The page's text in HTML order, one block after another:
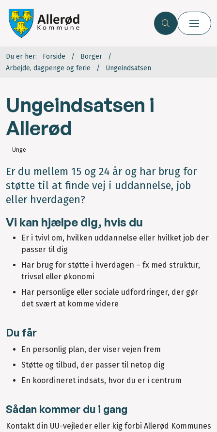
Du er her: Forside
Borger
Arbejde, dagpenge og ferie
Ungeindsatsen
Ungeindsatsen i
Allerød
Unge
Er du mellem 15 og 24 år og har brug for
støtte til at finde vej i uddannelse, job
eller hverdagen?
Vi kan hjælpe dig, hvis du
Er i tvivl om, hvilken uddannelse eller hvilket job der
passer til dig
Har brug for støtte i hverdagen – fx med struktur,
trivsel eller økonomi
Har personlige eller sociale udfordringer, der gør
det svært at komme videre
Du får
En personlig plan, der viser vejen frem
Støtte og tilbud, der passer til netop dig
En koordineret indsats, hvor du er i centrum
Sådan kommer du i gang
Kontakt din UU-vejleder eller kig forbi Allerød Kommunes